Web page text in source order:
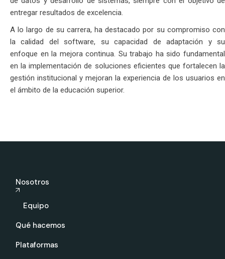
entregar resultados de excelencia.
A lo largo de su carrera, ha destacado por su compromiso con
la calidad del software, su capacidad de adaptación y su
enfoque en la mejora continua. Su trabajo ha sido fundamental
en la implementación de soluciones eficientes que fortalecen la
gestión institucional y mejoran la experiencia de los usuarios en
el ámbito de la educación superior.
Nosotros
Equipo
Qué hacemos
Plataformas